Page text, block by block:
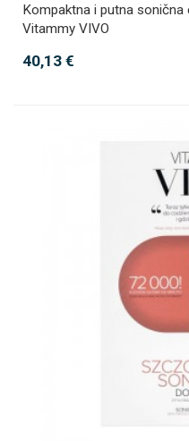
Kompaktna i putna
Vitammy VIVO
40,13 €